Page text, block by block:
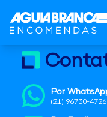
Por
(21) 96730-4726